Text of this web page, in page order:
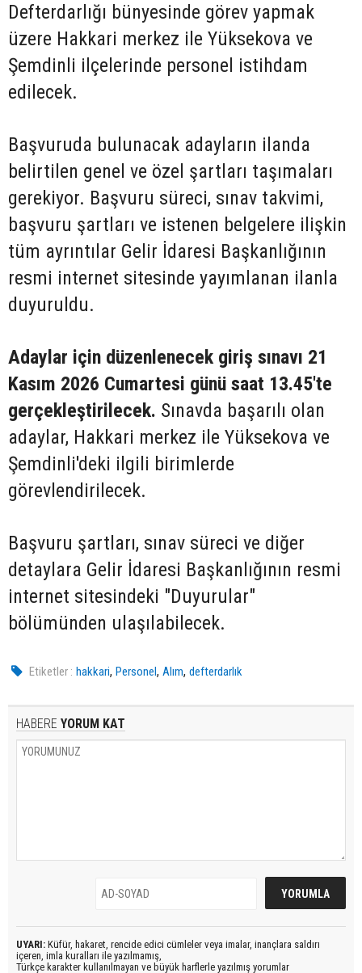
Defterdarlığı bünyesinde görev yapmak
üzere Hakkari merkez ile Yüksekova ve
Şemdinli ilçelerinde personel istihdam
edilecek.
Başvuruda bulunacak adayların ilanda
belirtilen genel ve özel şartları taşımaları
gerekiyor. Başvuru süreci, sınav takvimi,
başvuru şartları ve istenen belgelere ilişkin
tüm ayrıntılar Gelir İdaresi Başkanlığının
resmi internet sitesinde yayımlanan ilanla
duyuruldu.
Adaylar için düzenlenecek giriş sınavı 21
Kasım 2026 Cumartesi günü saat 13.45'te
gerçekleştirilecek. Sınavda başarılı olan
adaylar, Hakkari merkez ile Yüksekova ve
Şemdinli'deki ilgili birimlerde
görevlendirilecek.
Başvuru şartları, sınav süreci ve diğer
detaylara Gelir İdaresi Başkanlığının resmi
internet sitesindeki "Duyurular"
bölümünden ulaşılabilecek.
Etiketler : hakkari,Personel,Alım,defterdarlık
HABERE YORUM KAT
UYARI: Küfür, hakaret, rencide edici cümleler veya imalar, inançlara saldırı
içeren, imla kuralları ile yazılmamış,
Türkçe karakter kullanılmayan ve büyük harflerle yazılmış yorumlar